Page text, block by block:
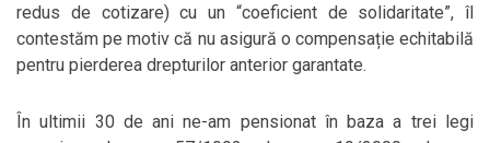
redus de cotizare) cu un “coeficient de solidaritate”, îl
contestăm pe motiv că nu asigură o compensație echitabilă
pentru pierderea drepturilor anterior garantate.
În ultimii 30 de ani ne-am pensionat în baza a trei legi